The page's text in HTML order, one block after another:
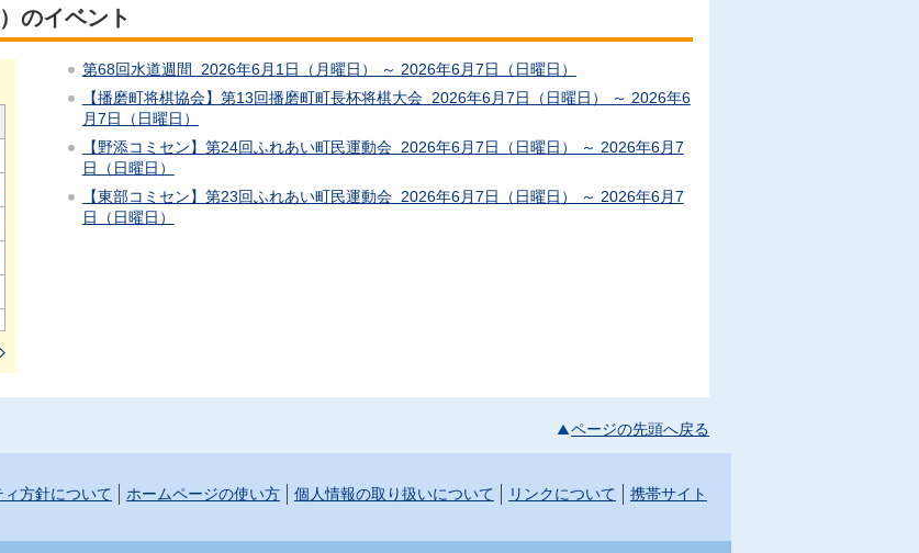
のイベント
第68回水道週間 2026年6月1日（月曜日） ～ 2026年6月7日（日曜日）
【播磨町将棋協会】第13回播磨町町長杯将棋大会 2026年6月7日（日曜日） ～ 2026年6
月7日（日曜日）
【野添コミセン】第24回ふれあい町民運動会 2026年6月7日（日曜日） ～ 2026年6月7
日（日曜日）
【東部コミセン】第23回ふれあい町民運動会 2026年6月7日（日曜日） ～ 2026年6月7
日（日曜日）
ページの先頭へ戻る
方針について ホームページの使い方 個人情報の取り扱いについて リンクについて 携帯サイト